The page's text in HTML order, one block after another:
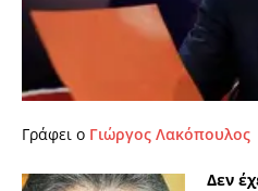
Γράφει ο Γιώργος Λακόπουλος
Δεν